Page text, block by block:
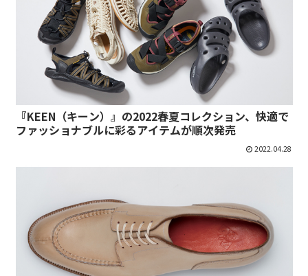
『KEEN（キーン）』の2022春夏コレクション、快適で
ファッショナブルに彩るアイテムが順次発売
2022.04.28